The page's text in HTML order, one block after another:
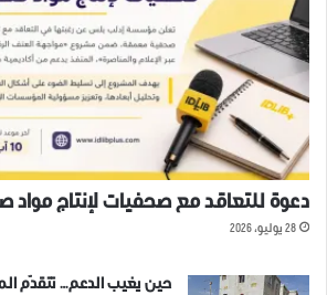
دعوة للتعاقد مع صحفيات لإنتاج
28 يوليو، 2026
حين يغيب الدعم… تتقدّم